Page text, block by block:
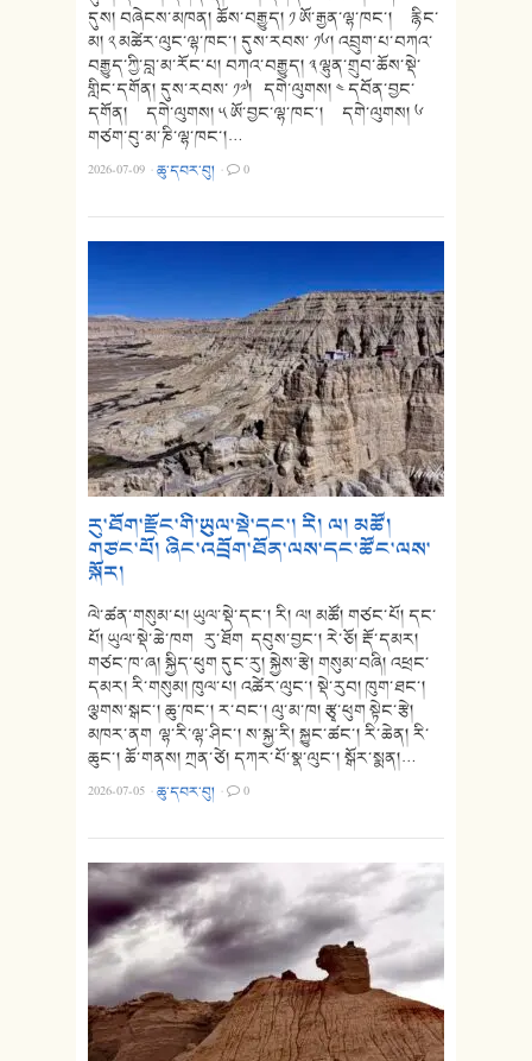
དུས། བཞེངས་མཁན། ཆོས་བརྒྱུད། ༡ ཨོ་རྒྱན་ལྷ་ཁང་། རྙིང་
མ། ༢ མཚེར་ལུང་ལྷ་ཁང་། དུས་རབས་ ༡༦། འབྲུག་པ་བཀའ་
བརྒྱུད་ཀྱི་བླ་མ་རོང་པ། བཀའ་བརྒྱུད། ༣ ལྷུན་གྲུབ་ཆོས་སྡེ་
གླིང་དགོན། དུས་རབས་ ༡༧། དགེ་ལུགས། ༤ དབོན་བྱང་
དགོན། དགེ་ལུགས། ༥ ཨོ་བྱང་ལྷ་ཁང་། དགེ་ལུགས། ༦
གཙག་བུ་མ་ཎི་ལྷ་ཁང་།…
2026-07-09 ·ཆུ་དབར་བུ། · 0
རུ་ཐོག་རྫོང་གི་ཡུལ་སྡེ་དང་། རི། ལ། མཚོ།
གཙང་པོ། ཞིང་འབྲོག་ཐོན་ལས་དང་ཚོང་ལས་
སྐོར།
ལེ་ཚན་གསུམ་པ། ཡུལ་སྡེ་དང་། རི། ལ། མཚོ། གཙང་པོ། དང་
པོ། ཡུལ་སྡེ་ཆེ་ཁག རུ་ཐོག དབུས་བྱང་། རེ་ཅོ། རྡོ་དམར།
གཙང་ཁ་ཞ། སྐྱིད་ཕུག དུང་རུ། སྐྱེས་རྩེ། གསུམ་བཞི། འཕྲང་
དམར། རི་གསུམ། ཁུལ་པ། འཚེར་ལུང་། སྡེ་རུབ། ཁུག་ཐང་།
ལྕགས་སྒང་། ཆུ་ཁང་། ར་བང་། ལུ་མ་ཁ། རྩྭ་ཕུག སྟེང་རྩེ།
མཁར་ནག ལྷ་རི་ལྷ་ཤིང་། ས་སྐྱ་རི། སྐྱུང་ཚང་། རི་ཆེན། རི་
ཆུང་། ཆོ་གནས། ཀྲན་ཙེ། དཀར་པོ་སྣ་ལུང་། སྒོར་སྨན།…
2026-07-05 ·ཆུ་དབར་བུ། · 0